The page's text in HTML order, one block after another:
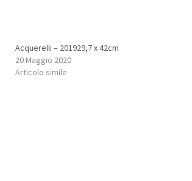
Acquerelli – 201929,7 x 42cm
20 Maggio 2020
Articolo simile